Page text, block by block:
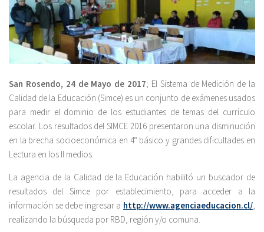
San Rosendo, 24 de Mayo de 2017; El Sistema de Medición de la
Calidad de la Educación (Simce) es un conjunto de exámenes usados
para medir el dominio de los estudiantes de temas del currículo
escolar. Los resultados del SIMCE 2016 presentaron una disminución
en la brecha socioeconómica en 4° básico y grandes dificultades en
Lectura en los II medios.
La agencia de la Calidad de la Educación habilitó un buscador de
resultados del Simce por establecimiento, para acceder a la
información se debe ingresar a http://www.agenciaeducacion.cl/
realizando la búsqueda por RBD, región y/o comuna.